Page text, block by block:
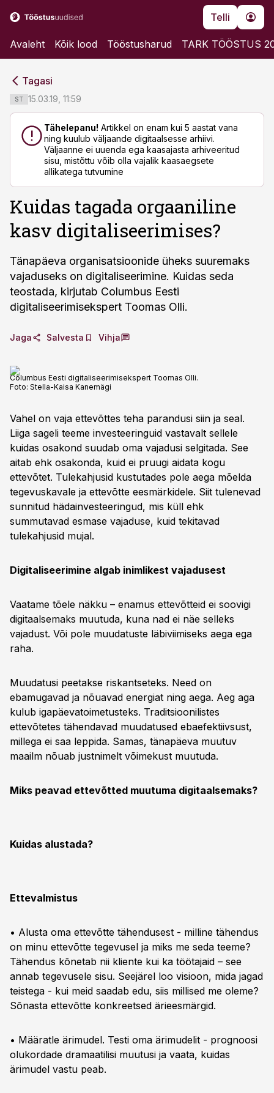
Telli
Avaleht Kõik lood Tööstusharud TARK TÖÖSTUS
Tagasi
ST 15.03.19, 11:59
Tähelepanu! Artikkel on enam kui 5 aastat vana
ning kuulub väljaande digitaalsesse arhiivi.
Väljaanne ei uuenda ega kaasajasta arhiveeritud
sisu, mistõttu võib olla vajalik kaasaegsete
allikatega tutvumine
Kuidas tagada orgaaniline
kasv digitaliseerimises?
Tänapäeva organisatsioonide üheks suuremaks
vajaduseks on digitaliseerimine. Kuidas seda
teostada, kirjutab Columbus Eesti
digitaliseerimisekspert Toomas Olli.
Jaga Salvesta Vihja
Columbus Eesti digitaliseerimisekspert Toomas Olli.
Foto: Stella-Kaisa Kanemägi
Vahel on vaja ettevõttes teha parandusi siin ja seal.
Liiga sageli teeme investeeringuid vastavalt sellele
kuidas osakond suudab oma vajadusi selgitada. See
aitab ehk osakonda, kuid ei pruugi aidata kogu
ettevõtet. Tulekahjusid kustutades pole aega mõelda
tegevuskavale ja ettevõtte eesmärkidele. Siit tulenevad
sunnitud hädainvesteeringud, mis küll ehk
summutavad esmase vajaduse, kuid tekitavad
tulekahjusid mujal.
Digitaliseerimine algab inimlikest vajadusest
Vaatame tõele näkku – enamus ettevõtteid ei soovigi
digitaalsemaks muutuda, kuna nad ei näe selleks
vajadust. Või pole muudatuste läbiviimiseks aega ega
raha.
Muudatusi peetakse riskantseteks. Need on
ebamugavad ja nõuavad energiat ning aega. Aeg aga
kulub igapäevatoimetusteks. Traditsioonilistes
ettevõtetes tähendavad muudatused ebaefektiivsust,
millega ei saa leppida. Samas, tänapäeva muutuv
maailm nõuab justnimelt võimekust muutuda.
Miks peavad ettevõtted muutuma digitaalsemaks?
Kuidas alustada?
Ettevalmistus
• Alusta oma ettevõtte tähendusest - milline tähendus
on minu ettevõtte tegevusel ja miks me seda teeme?
Tähendus kõnetab nii kliente kui ka töötajaid – see
annab tegevusele sisu. Seejärel loo visioon, mida jagad
teistega - kui meid saadab edu, siis millised me oleme?
Sõnasta ettevõtte konkreetsed ärieesmärgid.
• Määratle ärimudel. Testi oma ärimudelit - prognoosi
olukordade dramaatilisi muutusi ja vaata, kuidas
ärimudel vastu peab.